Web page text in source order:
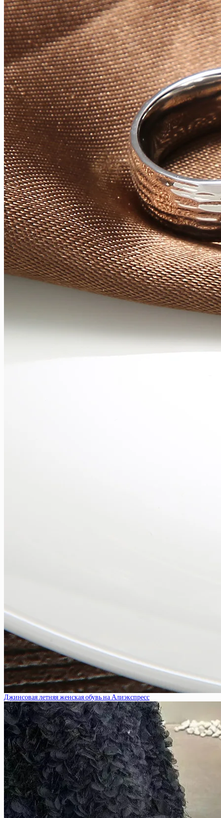
Джинсовая летняя женская обувь на Алиэкспресс